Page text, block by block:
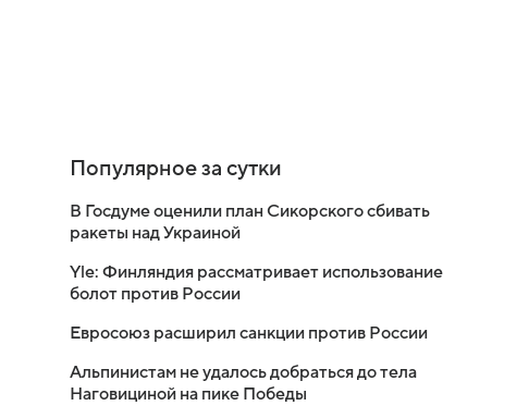
Популярное за сутки
В Госдуме оценили план Сикорского сбивать
ракеты над Украиной
Yle: Финляндия рассматривает использование
болот против России
Евросоюз расширил санкции против России
Альпинистам не удалось добраться до тела
Наговициной на пике Победы